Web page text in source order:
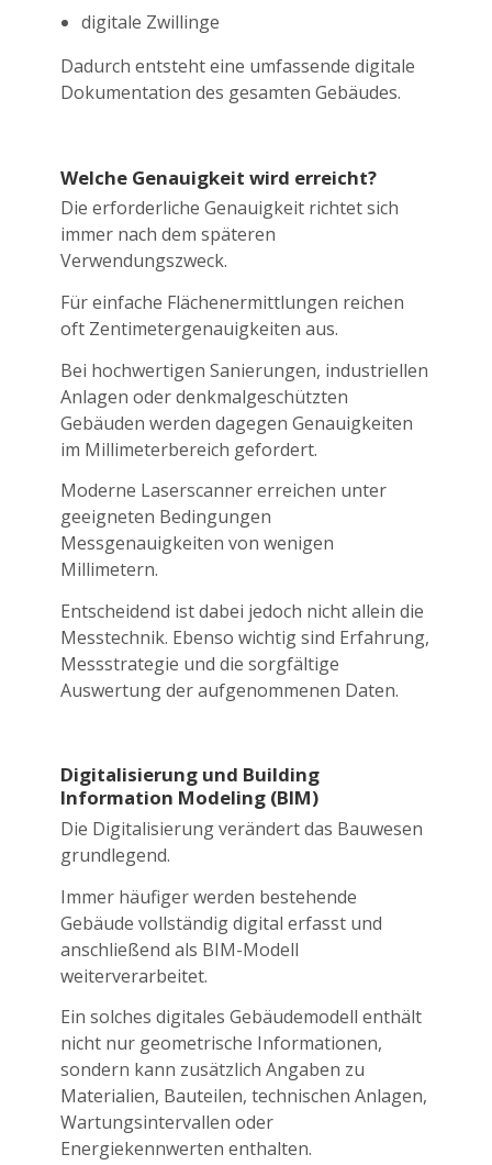
digitale Zwillinge
Dadurch entsteht eine umfassende digitale
Dokumentation des gesamten Gebäudes.
Welche Genauigkeit wird erreicht?
Die erforderliche Genauigkeit richtet sich
immer nach dem späteren
Verwendungszweck.
Für einfache Flächenermittlungen reichen
oft Zentimetergenauigkeiten aus.
Bei hochwertigen Sanierungen, industriellen
Anlagen oder denkmalgeschützten
Gebäuden werden dagegen Genauigkeiten
im Millimeterbereich gefordert.
Moderne Laserscanner erreichen unter
geeigneten Bedingungen
Messgenauigkeiten von wenigen
Millimetern.
Entscheidend ist dabei jedoch nicht allein die
Messtechnik. Ebenso wichtig sind Erfahrung,
Messstrategie und die sorgfältige
Auswertung der aufgenommenen Daten.
Digitalisierung und Building
Information Modeling (BIM)
Die Digitalisierung verändert das Bauwesen
grundlegend.
Immer häufiger werden bestehende
Gebäude vollständig digital erfasst und
anschließend als BIM-Modell
weiterverarbeitet.
Ein solches digitales Gebäudemodell enthält
nicht nur geometrische Informationen,
sondern kann zusätzlich Angaben zu
Materialien, Bauteilen, technischen Anlagen,
Wartungsintervallen oder
Energiekennwerten enthalten.